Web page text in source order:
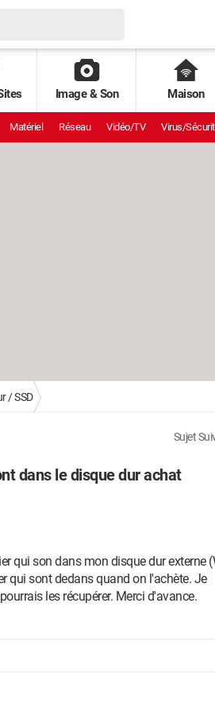
Image & Son Maison
Matériel Réseau Vidéo/TV Virus/
/ SSD
Sujet
dans le disque dur achat
qui son dans mon disque dur externe
qui sont dedans quand on l'achète. Je
les récupérer. Merci d'avance.